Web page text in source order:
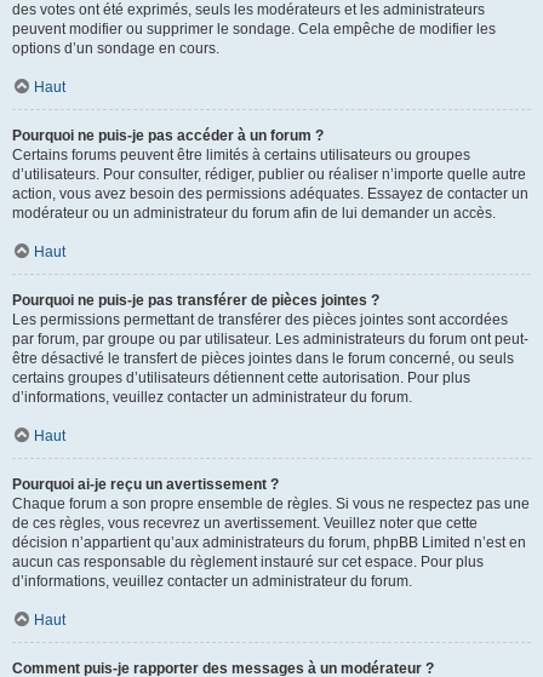
des votes ont été exprimés, seuls les modérateurs et les administrateurs
peuvent modifier ou supprimer le sondage. Cela empêche de modifier les
options d’un sondage en cours.
Haut
Pourquoi ne puis-je pas accéder à un forum ?
Certains forums peuvent être limités à certains utilisateurs ou groupes
d’utilisateurs. Pour consulter, rédiger, publier ou réaliser n’importe quelle autre
action, vous avez besoin des permissions adéquates. Essayez de contacter un
modérateur ou un administrateur du forum afin de lui demander un accès.
Haut
Pourquoi ne puis-je pas transférer de pièces jointes ?
Les permissions permettant de transférer des pièces jointes sont accordées
par forum, par groupe ou par utilisateur. Les administrateurs du forum ont peut-
être désactivé le transfert de pièces jointes dans le forum concerné, ou seuls
certains groupes d’utilisateurs détiennent cette autorisation. Pour plus
d’informations, veuillez contacter un administrateur du forum.
Haut
Pourquoi ai-je reçu un avertissement ?
Chaque forum a son propre ensemble de règles. Si vous ne respectez pas une
de ces règles, vous recevrez un avertissement. Veuillez noter que cette
décision n’appartient qu’aux administrateurs du forum, phpBB Limited n’est en
aucun cas responsable du règlement instauré sur cet espace. Pour plus
d’informations, veuillez contacter un administrateur du forum.
Haut
Comment puis-je rapporter des messages à un modérateur ?